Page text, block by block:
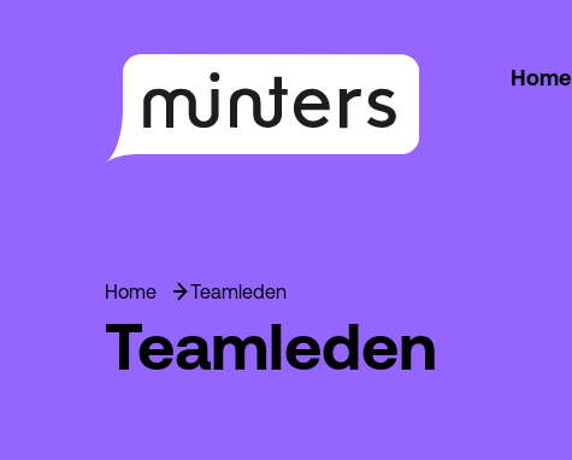
Home
Teamleden
Home Teamleden